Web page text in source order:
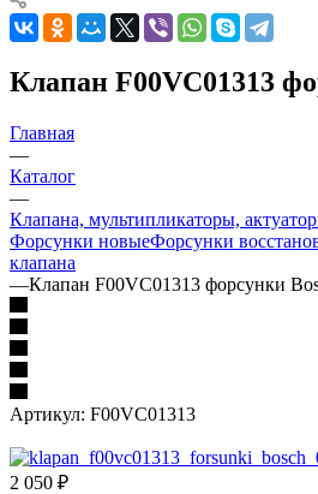
Клапан F00VC01313
Главная
—
Каталог
—
Клапана, мультипликаторы,
Форсунки новыеФорсунки
клапана
—Клапан F00VC01313 форсунки
Артикул: F00VC01313
2 050 ₽